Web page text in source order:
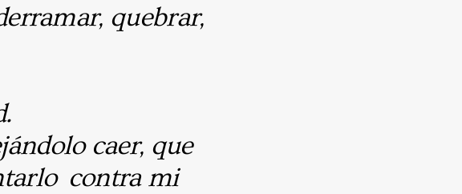
quebrar,
caer, que
contra mi